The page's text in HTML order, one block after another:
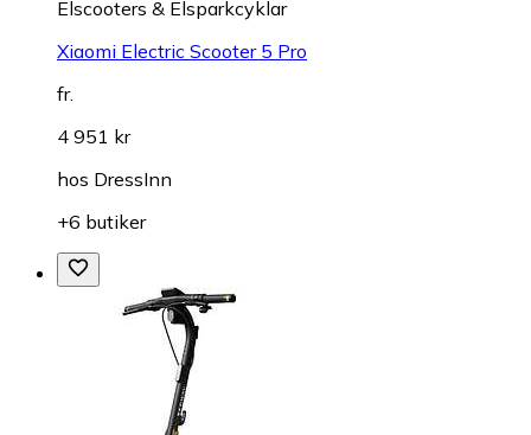
Elscooters & Elsparkcyklar
Xiaomi Electric Scooter 5 Pro
fr.
4 951 kr
hos DressInn
+6 butiker